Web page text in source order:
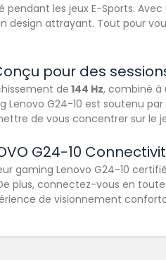
les jeux E-Sports.
design attrayant. Tout pour
pour des
de144 Hz, combiné à
Lenovo G24-10 est soutenu par
de vous concentrer sur le
G24-10
gaming Lenovo G24-10 certifié
connectez-vous en
de visionnement